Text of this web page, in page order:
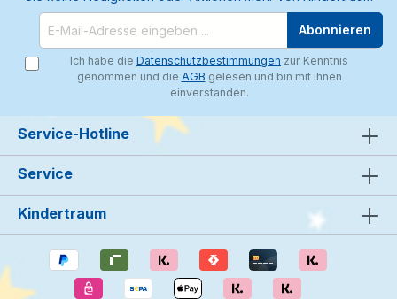
Abonnieren
Ich habe die Datenschutzbestimmungen zur Kenntnis
genommen und die AGB gelesen und bin mit ihnen
einverstanden.
Service-Hotline
Service
Kindertraum